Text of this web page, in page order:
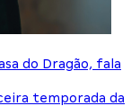
do Dragão, fala
temporada da